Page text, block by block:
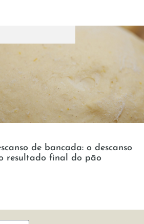
de bancada: o descanso
resultado final do pão